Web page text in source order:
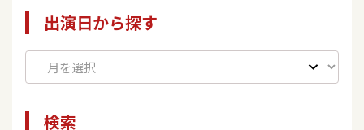
出演日から探す
検索